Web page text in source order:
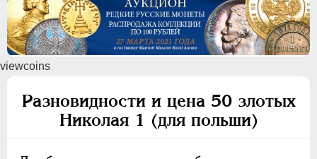
viewcoins
Разновидности и цена 50 злотых
Николая 1 (для польши)
ПEТР I 1699 - 1725
ЕКАТЕРИНА I
АННА ИОАННОВНА 1730-1740
ИОАНН АНТОНОВИЧ
1740-1741